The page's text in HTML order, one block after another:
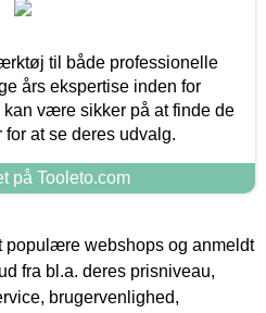
til både professionelle
års ekspertise inden for
være sikker på at finde de
for at se deres udvalg.
på Tooleto.com
populære webshops og anmeldt
fra bl.a. deres prisniveau,
brugervenlighed,